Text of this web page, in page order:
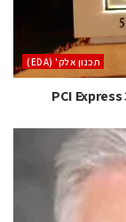
‫תכנון אלק' (‪(EDA‬‬